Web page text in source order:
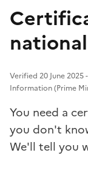
Verified 20 June
Information (Prime
You need a
you don't
We'll tell you